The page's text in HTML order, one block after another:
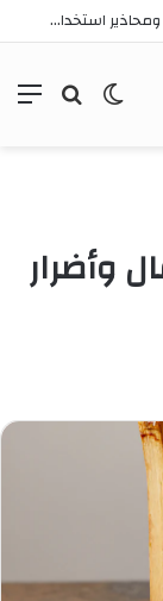
فوائد حب الرشاد وطريقة استخدامه وأهم أضراره ومحاذير استخدامه
بحث الوضع
وأضرار